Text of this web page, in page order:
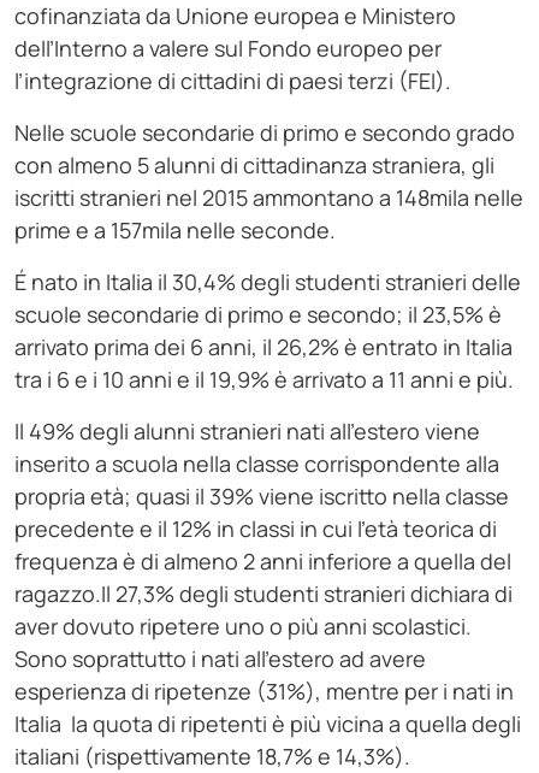
cofinanziata da Unione europea e Ministero
dell’Interno a valere sul Fondo europeo per
l’integrazione di cittadini di paesi terzi (FEI).
Nelle scuole secondarie di primo e secondo grado
con almeno 5 alunni di cittadinanza straniera, gli
iscritti stranieri nel 2015 ammontano a 148mila nelle
prime e a 157mila nelle seconde.
É nato in Italia il 30,4% degli studenti stranieri delle
scuole secondarie di primo e secondo; il 23,5% è
arrivato prima dei 6 anni, il 26,2% è entrato in Italia
tra i 6 e i 10 anni e il 19,9% è arrivato a 11 anni e più.
Il 49% degli alunni stranieri nati all’estero viene
inserito a scuola nella classe corrispondente alla
propria età; quasi il 39% viene iscritto nella classe
precedente e il 12% in classi in cui l’età teorica di
frequenza è di almeno 2 anni inferiore a quella del
ragazzo.Il 27,3% degli studenti stranieri dichiara di
aver dovuto ripetere uno o più anni scolastici.
Sono soprattutto i nati all’estero ad avere
esperienza di ripetenze (31%), mentre per i nati in
Italia la quota di ripetenti è più vicina a quella degli
italiani (rispettivamente 18,7% e 14,3%).